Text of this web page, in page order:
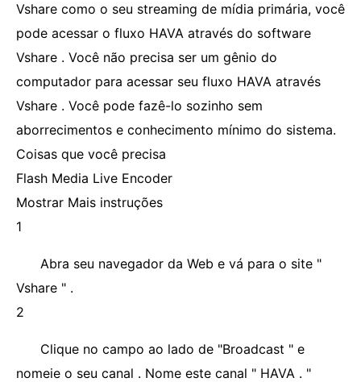
Vshare como o seu streaming de mídia primária, você
pode acessar o fluxo HAVA através do software
Vshare . Você não precisa ser um gênio do
computador para acessar seu fluxo HAVA através
Vshare . Você pode fazê-lo sozinho sem
aborrecimentos e conhecimento mínimo do sistema.
Coisas que você precisa
Flash Media Live Encoder
Mostrar Mais instruções
1
Abra seu navegador da Web e vá para o site "
Vshare " .
2
Clique no campo ao lado de "Broadcast " e
nomeie o seu canal . Nome este canal " HAVA . "